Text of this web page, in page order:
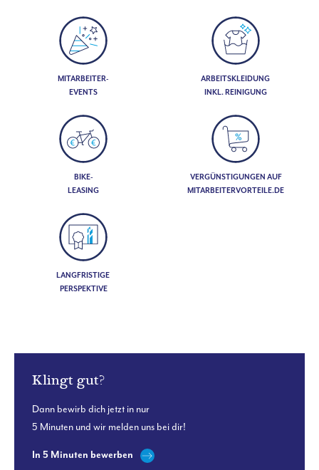
MITARBEITER-
EVENTS
ARBEITSKLEIDUNG
INKL. REINIGUNG
BIKE-
LEASING
VERGÜNSTIGUNGEN AUF
MITARBEITERVORTEILE.DE
LANGFRISTIGE
PERSPEKTIVE
Klingt gut?
Dann bewirb dich jetzt in nur
5 Minuten und wir melden uns bei dir!
In 5 Minuten bewerben